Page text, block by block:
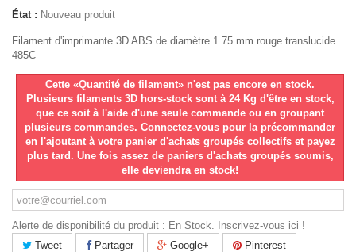
État : Nouveau produit
Filament d'imprimante 3D ABS de diamètre 1.75 mm rouge translucide
485C
Cette «Quantité de filament» n'est pas encore en stock.
Plusieurs filaments 3D hors-stock sont à 24 Kg d'être en stock,
que ce soit à l'aide d'une seule commande ou en groupant
plusieurs commandes. Connectez-vous pour la précommander
en l'ajoutant à votre panier d'achats groupés collectifs et payez
plus tard. Une fois assez de paniers d'achats groupés soumis,
elle deviendra en stock!
Alerte de disponibilité du produit : En Stock. Inscrivez-vous ici !
Tweet
Partager Google+ Pinterest